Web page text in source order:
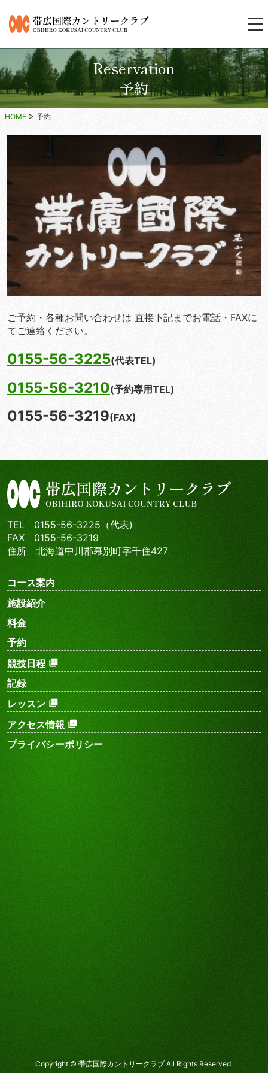
予約
Reservation
HOME 予約
ご予約・各種お問い合わせは 直接下記までお電話・FAXに
てご連絡ください。
0155-56-3225(代表TEL)
0155-56-3210(予約専用TEL)
0155-56-3219(FAX)
TEL 0155-56-3225 （代表)
FAX 0155-56-3219
住所 北海道中川郡幕別町字千住427
コース案内
施設紹介
料金
予約
競技日程
記録
レッスン
アクセス情報
プライバシーポリシー
Copyright © 帯広国際カントリークラブ All Rights Reserved.